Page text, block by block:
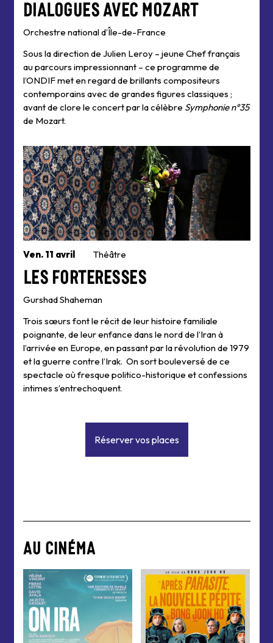
Dialogues avec Mozart
Orchestre national d’Île-de-France
Sous la direction de Julien Leroy – jeune Chef français
au parcours impressionnant – ce programme de
l’ONDIF met en regard de brillants compositeurs
contemporains avec de grandes figures classiques ;
avant de clore le concert par la célèbre Symphonie n°35
de Mozart.
Ven. 11 avril Théâtre
Les Forteresses
Gurshad Shaheman
Trois sœurs font le récit de leur histoire familiale
poignante, de leur enfance dans le nord de l’Iran à
l’arrivée en Europe, en passant par la révolution de 1979
et la guerre contre l’Irak. On sort bouleversé de ce
spectacle où fresque politico-historique et confessions
intimes s’entrechoquent.
Réserver vos places
AU CINÉMA